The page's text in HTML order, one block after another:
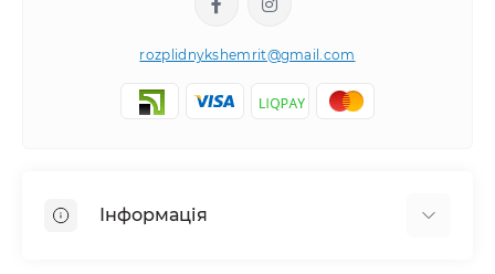
rozplidnykshemrit@gmail.com
Інформація